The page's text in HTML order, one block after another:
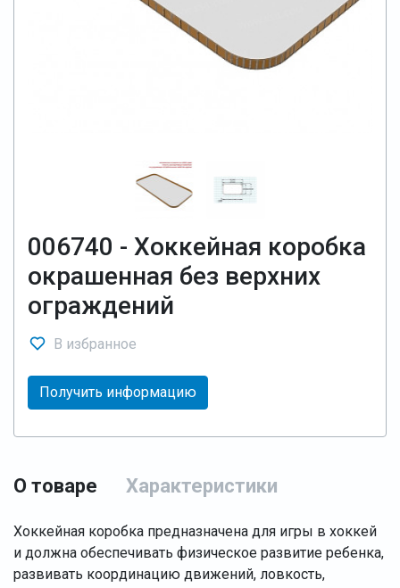
006740 - Хоккейная коробка
окрашенная без верхних
ограждений
В избранное
Получить информацию
О товаре Характеристики
Хоккейная коробка предназначена для игры в хоккей
и должна обеспечивать физическое развитие ребенка,
развивать координацию движений, ловкость,